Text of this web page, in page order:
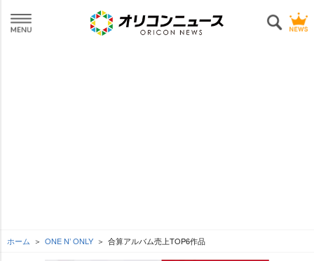
ホーム ONE N’ ONLY 合算アルバム売上TOP6作品